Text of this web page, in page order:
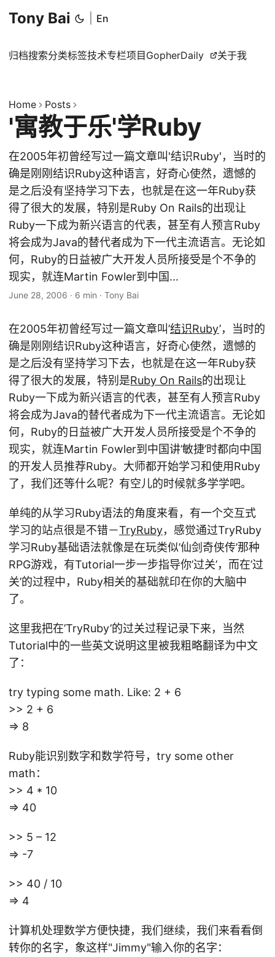
Tony Bai En
归档搜索分类标签技术专栏项目 GopherDaily 关于我
Home Posts
'寓教于乐'学Ruby
在2005年初曾经写过一篇文章叫'结识Ruby'，当时的
确是刚刚结识Ruby这种语言，好奇心使然，遗憾的
是之后没有坚持学习下去，也就是在这一年Ruby获
得了很大的发展，特别是Ruby On Rails的出现让
Ruby一下成为新兴语言的代表，甚至有人预言Ruby
将会成为Java的替代者成为下一代主流语言。无论如
何，Ruby的日益被广大开发人员所接受是个不争的
现实，就连Martin Fowler到中国...
June 28, 2006 · 6 min · Tony Bai
在2005年初曾经写过一篇文章叫’结识Ruby’，当时的
确是刚刚结识Ruby这种语言，好奇心使然，遗憾的
是之后没有坚持学习下去，也就是在这一年Ruby获
得了很大的发展，特别是Ruby On Rails的出现让
Ruby一下成为新兴语言的代表，甚至有人预言Ruby
将会成为Java的替代者成为下一代主流语言。无论如
何，Ruby的日益被广大开发人员所接受是个不争的
现实，就连Martin Fowler到中国讲’敏捷’时都向中国
的开发人员推荐Ruby。大师都开始学习和使用Ruby
了，我们还等什么呢？有空儿的时候就多学学吧。
单纯的从学习Ruby语法的角度来看，有一个交互式
学习的站点很是不错－TryRuby，感觉通过TryRuby
学习Ruby基础语法就像是在玩类似’仙剑奇侠传’那种
RPG游戏，有Tutorial一步一步指导你’过关’，而在’过
关’的过程中，Ruby相关的基础就印在你的大脑中
了。
这里我把在’TryRuby’的过关过程记录下来，当然
Tutorial中的一些英文说明这里被我粗略翻译为中文
了：
try typing some math. Like: 2 + 6
>> 2 + 6
=> 8
Ruby能识别数字和数学符号，try some other
math：
>> 4 * 10
=> 40
>> 5 – 12
=> -7
>> 40 / 10
=> 4
计算机处理数学方便快捷，我们继续，我们来看看倒
转你的名字，象这样"Jimmy"输入你的名字：